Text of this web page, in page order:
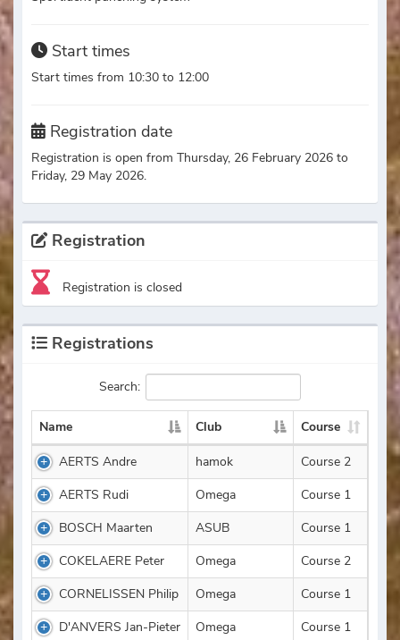
Start times
Start times from 10:30 to 12:00
Registration date
Registration is open from Thursday, 26 February 2026 to
Friday, 29 May 2026.
Registration
Registration is closed
Registrations
Search:
Name Club Course
AERTS Andre hamok
Course 2
AERTS Rudi
Omega
Course 1
BOSCH Maarten
ASUB
Course 1
COKELAERE Peter
Omega
Course 2
CORNELISSEN Philip
Omega
Course 1
D'ANVERS Jan-Pieter
Omega
Course 1